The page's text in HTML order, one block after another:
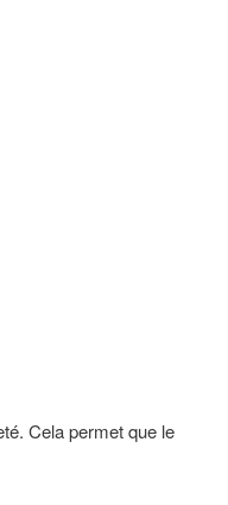
Cela permet que le